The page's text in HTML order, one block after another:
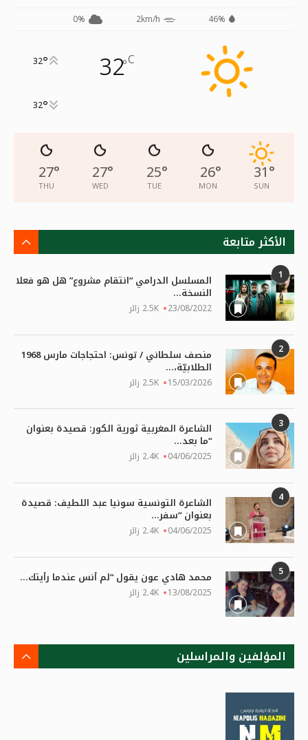
46%
2km/h
0%
32°C
32°
32°
31°
SUN
26°
MON
25°
TUE
27°
WED
27°
THU
الأكثر متابعة
1 المسلسل الدرامي “انتقام مشروع” هل هو فعلا
النسخة...
23/08/2022 2.5K زائر
2 منصف سلطاني / تونس: احتجاجات مارس 1968
الطلابيّة،...
15/03/2026 2.5K زائر
3 الشاعرة المغربية ثورية الكور: قصيدة بعنوان
“ما بعد...
04/06/2025 2.4K زائر
4 الشاعرة التونسية سونيا عبد اللطيف: قصيدة
بعنوان “سفر...
04/06/2025 2.4K زائر
5 محمد هادي عون يقول “لم أنس عندما رأيتك...
13/08/2025 2.4K زائر
المؤلفين والمراسلين